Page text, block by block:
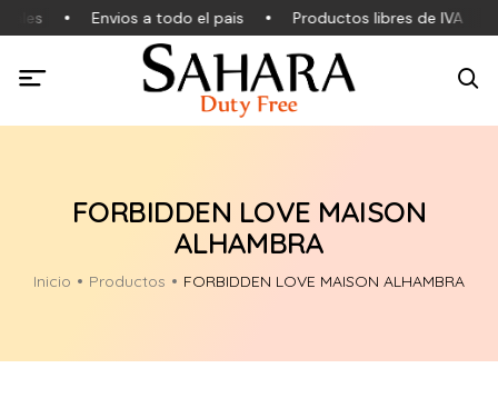
Envios a todo el pais Productos libres de IVA
FORBIDDEN LOVE MAISON
ALHAMBRA
Inicio Productos FORBIDDEN LOVE MAISON ALHAMBRA